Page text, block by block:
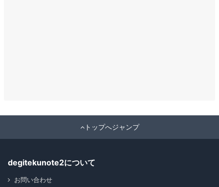
トップへジャンプ
degitekunote2について
お問い合わせ